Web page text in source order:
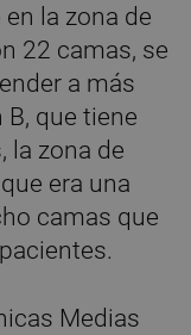
la zona de
22 camas, se
a más
que tiene
la zona de
era una
camas que
Medias